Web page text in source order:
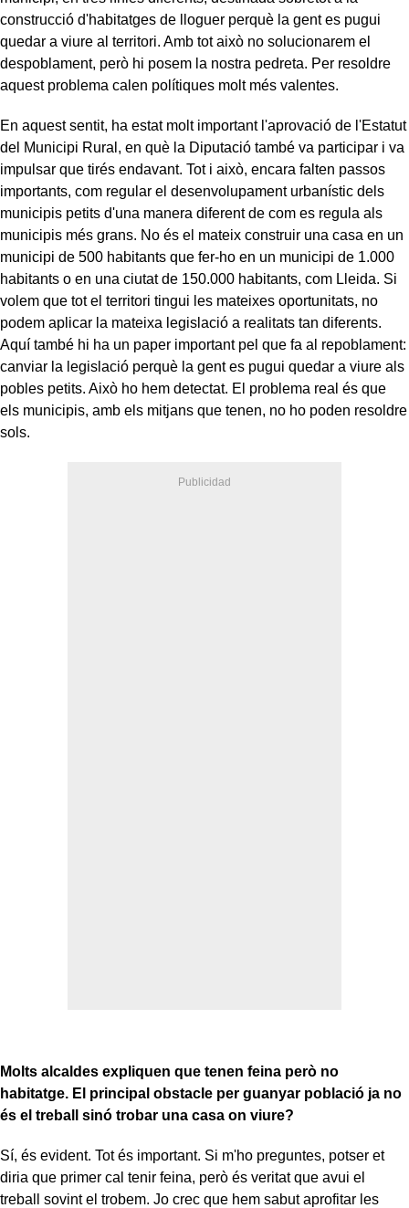
construcció d'habitatges de lloguer perquè la gent es pugui
quedar a viure al territori. Amb tot això no solucionarem el
despoblament, però hi posem la nostra pedreta. Per resoldre
aquest problema calen polítiques molt més valentes.
En aquest sentit, ha estat molt important l'aprovació de l'Estatut
del Municipi Rural, en què la Diputació també va participar i va
impulsar que tirés endavant. Tot i això, encara falten passos
importants, com regular el desenvolupament urbanístic dels
municipis petits d'una manera diferent de com es regula als
municipis més grans. No és el mateix construir una casa en un
municipi de 500 habitants que fer-ho en un municipi de 1.000
habitants o en una ciutat de 150.000 habitants, com Lleida. Si
volem que tot el territori tingui les mateixes oportunitats, no
podem aplicar la mateixa legislació a realitats tan diferents.
Aquí també hi ha un paper important pel que fa al repoblament:
canviar la legislació perquè la gent es pugui quedar a viure als
pobles petits. Això ho hem detectat. El problema real és que
els municipis, amb els mitjans que tenen, no ho poden resoldre
sols.
Molts alcaldes expliquen que tenen feina però no
habitatge. El principal obstacle per guanyar població ja no
és el treball sinó trobar una casa on viure?
Sí, és evident. Tot és important. Si m'ho preguntes, potser et
diria que primer cal tenir feina, però és veritat que avui el
treball sovint el trobem. Jo crec que hem sabut aprofitar les